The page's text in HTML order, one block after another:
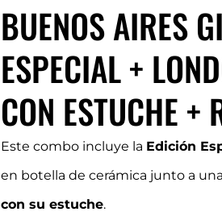
BUENOS AIRES
ESPECIAL +
CON ESTUCHE +
Este combo incluye la Edición
en botella de cerámica junto a
con su estuche.